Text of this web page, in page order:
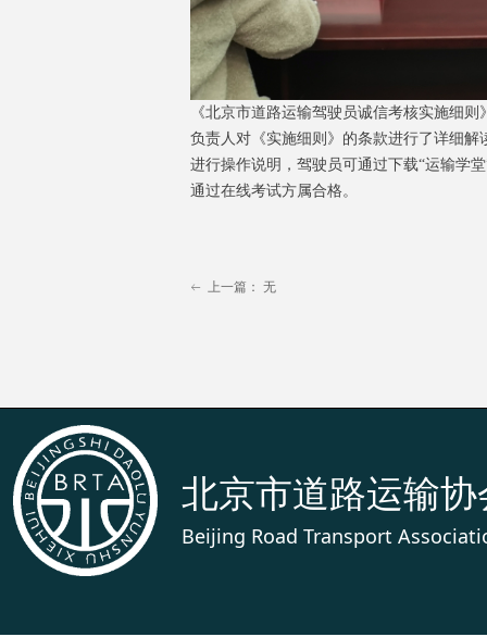
《北京市道路运输驾驶员诚信考核实施细
负责人对《实施细则》的条款进行了详细
进行操作说明，驾驶员可通过下载“运输学
通过在线考试方属合格。
ꂃ 上一篇： 无
北京市道路运输协
Beijing Road Transport